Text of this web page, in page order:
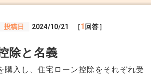
はありますか？
投稿日 2024/10/21 ［1 回答］
除と名義
入し、住宅ローン控除をそれぞれ受